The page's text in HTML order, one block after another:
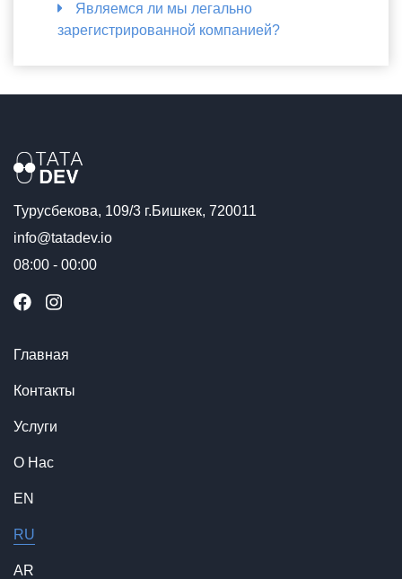
Являемся ли мы легально
зарегистрированной компанией?
Турусбекова, 109/3 г.Бишкек, 720011
info@tatadev.io
08:00 - 00:00
Главная
Контакты
Услуги
О Нас
EN
RU
AR